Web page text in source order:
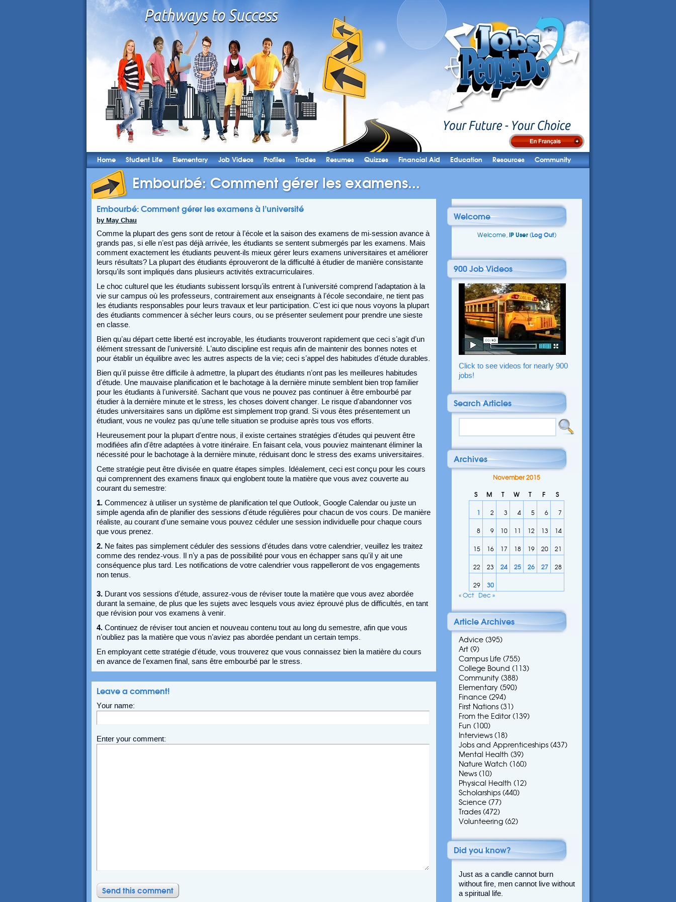
Home Student Life Elementary Job Videos Profiles Trades Resumes Quizzes Financial Aid Education Resources Community
Embourbé: Comment gérer les examens...
Embourbé: Comment gérer les examens à l’université
by May Chau
Comme la plupart des gens sont de retour à l’école et la saison des examens de mi-session avance à
grands pas, si elle n’est pas déjà arrivée, les étudiants se sentent submergés par les examens. Mais
comment exactement les étudiants peuvent-ils mieux gérer leurs examens universitaires et améliorer
leurs résultats? La plupart des étudiants éprouveront de la difficulté à étudier de manière consistante
lorsqu’ils sont impliqués dans plusieurs activités extracurriculaires.
Le choc culturel que les étudiants subissent lorsqu’ils entrent à l’université comprend l’adaptation à la
vie sur campus où les professeurs, contrairement aux enseignants à l’école secondaire, ne tient pas
les étudiants responsables pour leurs travaux et leur participation. C’est ici que nous voyons la plupart
des étudiants commencer à sécher leurs cours, ou se présenter seulement pour prendre une sieste
en classe.
Bien qu’au départ cette liberté est incroyable, les étudiants trouveront rapidement que ceci s’agit d’un
élément stressant de l’université. L’auto discipline est requis afin de maintenir des bonnes notes et
pour établir un équilibre avec les autres aspects de la vie; ceci s’appel des habitudes d’étude durables.
Bien qu’il puisse être difficile à admettre, la plupart des étudiants n’ont pas les meilleures habitudes
d’étude. Une mauvaise planification et le bachotage à la dernière minute semblent bien trop familier
pour les étudiants à l’université. Sachant que vous ne pouvez pas continuer à être embourbé par
étudier à la dernière minute et le stress, les choses doivent changer. Le risque d’abandonner vos
études universitaires sans un diplôme est simplement trop grand. Si vous êtes présentement un
étudiant, vous ne voulez pas qu’une telle situation se produise après tous vos efforts.
Heureusement pour la plupart d’entre nous, il existe certaines stratégies d’études qui peuvent être
modifiées afin d’être adaptées à votre itinéraire. En faisant cela, vous pouviez maintenant éliminer la
nécessité pour le bachotage à la dernière minute, réduisant donc le stress des exams universitaires.
Cette stratégie peut être divisée en quatre étapes simples. Idéalement, ceci est conçu pour les cours
qui comprennent des examens finaux qui englobent toute la matière que vous avez couverte au
courant du semestre:
1. Commencez à utiliser un système de planification tel que Outlook, Google Calendar ou juste un
simple agenda afin de planifier des sessions d’étude régulières pour chacun de vos cours. De manière
réaliste, au courant d’une semaine vous pouvez céduler une session individuelle pour chaque cours
que vous prenez.
2. Ne faites pas simplement céduler des sessions d’études dans votre calendrier, veuillez les traitez
comme des rendez-vous. Il n’y a pas de possibilité pour vous en échapper sans qu’il y ait une
conséquence plus tard. Les notifications de votre calendrier vous rappelleront de vos engagements
non tenus.
3. Durant vos sessions d’étude, assurez-vous de réviser toute la matière que vous avez abordée
durant la semaine, de plus que les sujets avec lesquels vous aviez éprouvé plus de difficultés, en tant
que révision pour vos examens à venir.
4. Continuez de réviser tout ancien et nouveau contenu tout au long du semestre, afin que vous
n’oubliez pas la matière que vous n’aviez pas abordée pendant un certain temps.
En employant cette stratégie d’étude, vous trouverez que vous connaissez bien la matière du cours
en avance de l’examen final, sans être embourbé par le stress.
Leave a comment!
Your name:
Enter your comment:
Welcome
Welcome, IP User (Log Out)
900 Job Videos
Click to see videos for nearly 900
jobs!
Search Articles
Archives
November 2015
S M T W T F S
1 2 3 4 5 6 7
8 9 10 11 12 13 14
15 16 17 18 19 20 21
22 23 24 25 26 27 28
29
30
« Oct
Dec »
Article Archives
Advice (395)
Art (9)
Campus Life (755)
College Bound (113)
Community (388)
Elementary (590)
Finance (294)
First Nations (31)
From the Editor (139)
Fun (100)
Interviews (18)
Jobs and Apprenticeships (437)
Mental Health (39)
Nature Watch (160)
News (10)
Physical Health (12)
Scholarships (440)
Science (77)
Trades (472)
Volunteering (62)
Did you know?
Just as a candle cannot burn
without fire, men cannot live without
a spiritual life.